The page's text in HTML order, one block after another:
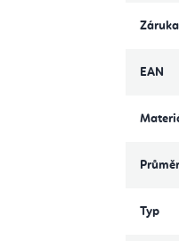
Záruka
EAN
Průměr
Typ